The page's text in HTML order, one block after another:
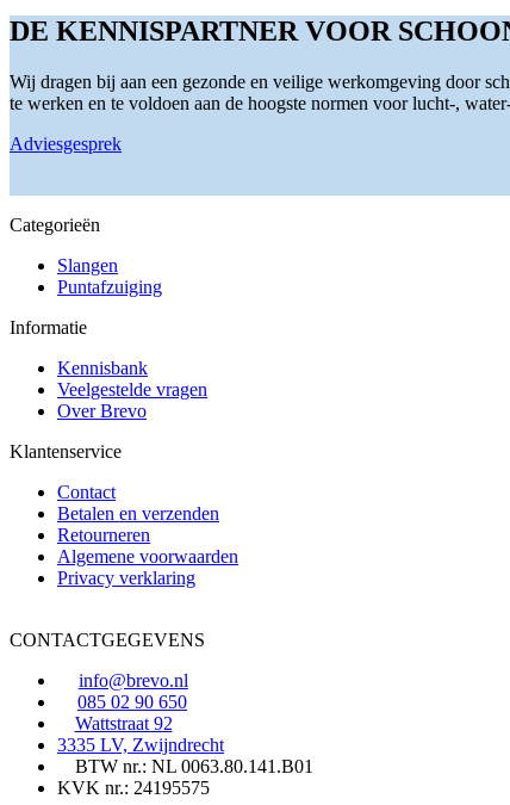
meerdere
variaties.
optie
kan
worden
de
DE KENNISPARTNER VOOR
Wij dragen bij aan een gezonde en veilige werkomgeving door
te werken en te voldoen aan de hoogste normen voor lucht-,
Adviesgesprek
Categorieën
Slangen
Puntafzuiging
Informatie
Kennisbank
Veelgestelde vragen
Over Brevo
Klantenservice
Contact
Betalen en verzenden
Retourneren
Algemene voorwaarden
Privacy verklaring
CONTACTGEGEVENS
info@brevo.nl
085 02 90 650
Wattstraat 92
3335 LV, Zwijndrecht
BTW nr.: NL 0063.80.141.B01
KVK nr.: 24195575